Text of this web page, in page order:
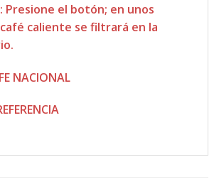
Presione el botón; en unos
caliente se filtrará en la
NACIONAL